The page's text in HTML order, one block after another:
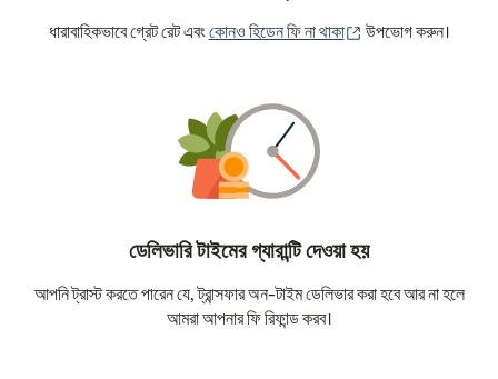
ধারাবাহিকভাবে গ্রেট রেট এবংকোনও হিডেন ফি না থাকা (নতুন উইন্ডোতে খুলবে)
উপভোগ করুন।
ডেলিভারি টাইমের গ্যারান্টি দেওয়া হয়
আপনি ট্রাস্ট করতে পারেন যে, ট্রান্সফার অন-টাইম ডেলিভার করা হবে আর না হলে
আমরা আপনার ফি রিফান্ড করব।